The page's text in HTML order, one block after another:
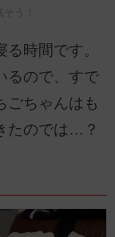
う！
時間です。
るので、すで
ごちゃんはも
たのでは…？